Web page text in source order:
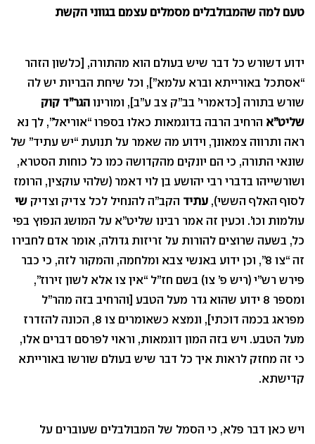
טעם למה שהמבולבלים מסמלים עצמם בגווני הקשת
ידוע דשורש כל דבר שיש בעולם הוא מהתורה, [כלשון הזהר
“אסתכל באורייתא וברא עלמא”], וכל שיחת הבריות יש לה
שורש בתורה [כדאמרי’ בב”ק צב ע”ב], ומורינו הגר”ד קוק
שליט”א הרחיב הרבה בדוגמאות כאלו בספרו “אוריאל”, לך נא
ראה ותרווה צמאונך, וידוע מה שאמר על תנועת “יש עתיד” של
שונאי התורה, כי הם יונקים מהקדושה כמו כל כוחות הסטרא,
ושורשייהו בדברי רבי יהושע בן לוי דאמר (שלהי עוקצין, הרומז
לסוף האלף הששי), עתיד הקב”ה להנחיל לכל צדיק וצדיק שי
עולמות וכו’. וכעין זה אמר רבינו שליט”א על המושג הנפוץ בפי
כל, בשעה שרוצים להורות על זריזות גדולה, אומר אדם לחבירו
זה “צו 8”, וכן ידוע באנשי צבא ומלחמה, והמקור לזה, כי כבר
פירש רש”י (ריש פ’ צו) בשם חז”ל “אין צו אלא לשון זירוז”,
ומספר 8 ידוע שהוא גדר מעל הטבע [והרחיב בזה מהר”ל
מפראג בכמה דוכתי], ונמצא כשאומרים צו 8, הכונה להזדרז
מעל הטבע. ויש בזה המון דוגמאות, וראוי לפרסם דברים אלו,
כי זה מחזק לראות איך כל דבר שיש בעולם שורשו באורייתא
קדישתא.
ויש כאן דבר פלא, כי הסמל של המבולבלים שעוברים על